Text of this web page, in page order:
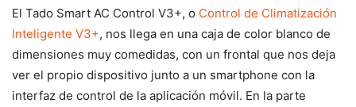
El Tado Smart AC Control V3+, o Control de Climatización
Inteligente V3+, nos llega en una caja de color blanco de
dimensiones muy comedidas, con un frontal que nos deja
ver el propio dispositivo junto a un smartphone con la
interfaz de control de la aplicación móvil. En la parte